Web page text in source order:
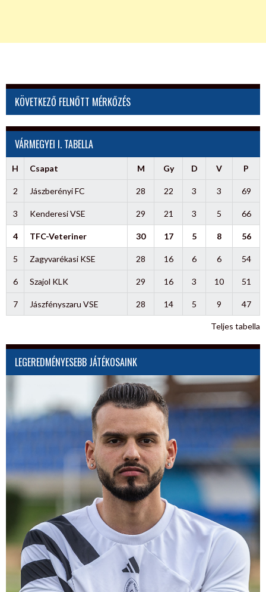
KÖVETKEZŐ FELNŐTT MÉRKŐZÉS
VÁRMEGYEI I. TABELLA
H Csapat M Gy D V P
2 Jászberényi FC 28 22 3 3 69
3 Kenderesi VSE 29 21 3 5 66
4 TFC-Veteriner 30 17 5 8 56
5 Zagyvarékasi KSE 28 16 6 6 54
6 Szajol KLK 29 16 3 10 51
7 Jászfényszaru VSE 28 14 5 9 47
Teljes tabella
LEGEREDMÉNYESEBB JÁTÉKOSAINK